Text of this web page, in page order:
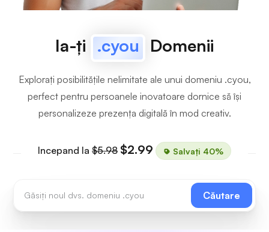
Ia-ți .cyou Domenii
Explorați posibilitățile nelimitate ale unui domeniu .cyou,
perfect pentru persoanele inovatoare dornice să își
personalizeze prezența digitală în mod creativ.
Incepand la $5.98 $2.99 Salvați 40%
Căutare